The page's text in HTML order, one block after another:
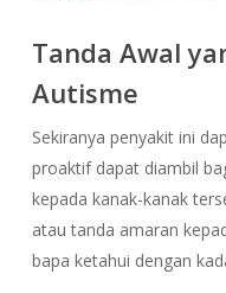
Tanda Awal
Autisme
Sekiranya penyakit ini
proaktif dapat diambil
kepada kanak-kanak
atau tanda amaran
bapa ketahui dengan